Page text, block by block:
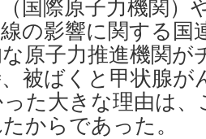
国際原子力機関）
線の影響に関する
原子力推進機関
被ばくと甲状腺が
た大きな理由は
からであった。